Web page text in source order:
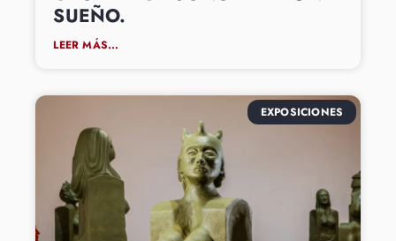
SUEÑO.
LEER MÁS...
EXPOSICIONES